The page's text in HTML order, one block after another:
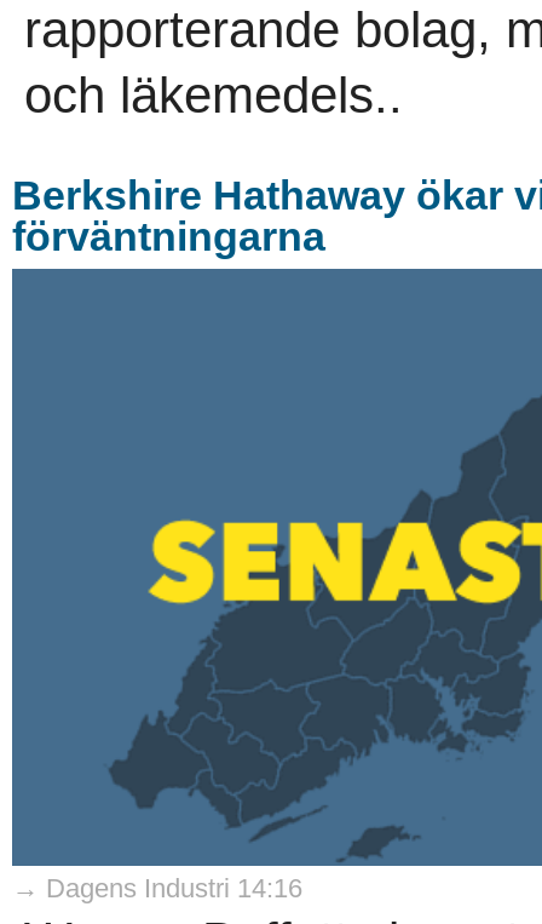
rapporterande bolag,
och läkemedels..
Berkshire Hathaway ökar
förväntningarna
→ Dagens Industri 14:16